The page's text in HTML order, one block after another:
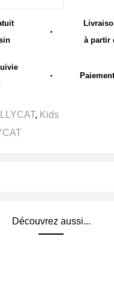
à partir
, Kids
Découvrez aussi...